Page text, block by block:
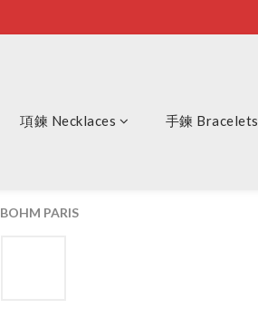
項鍊 Necklaces 手鍊 Bracelets
BOHM PARIS